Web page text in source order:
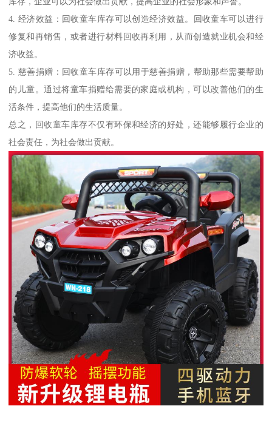
4. 经济效益：回收童车库存可以创造经济效益。回收童车可以进行
修复和再销售，或者进行材料回收再利用，从而创造就业机会和经
济收益。
5. 慈善捐赠：回收童车库存可以用于慈善捐赠，帮助那些需要帮助
的儿童。通过将童车捐赠给需要的家庭或机构，可以改善他们的生
活条件，提高他们的生活质量。
总之，回收童车库存不仅有环保和经济的好处，还能够履行企业的
社会责任，为社会做出贡献。